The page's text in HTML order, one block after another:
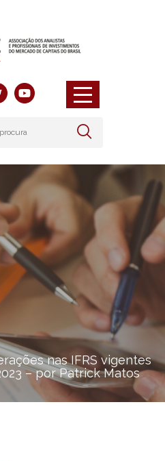
nas IFRS vigentes
– por Patrick Matos